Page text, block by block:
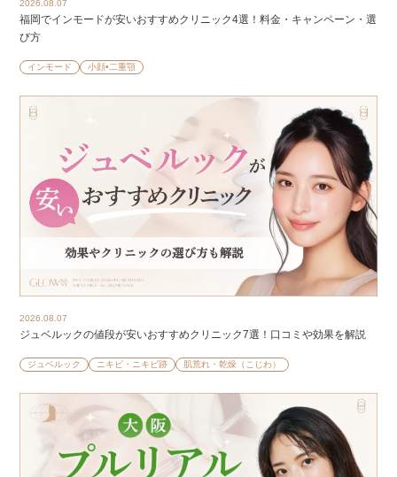
2026.08.07
福岡でインモードが安いおすすめクリニック4選！料金・キャンペーン・選
び方
インモード 小顔•二重顎
2026.08.07
ジュベルックの値段が安いおすすめクリニック7選！口コミや効果を解説
ジュベルック ニキビ・ニキビ跡 肌荒れ・乾燥（こじわ）